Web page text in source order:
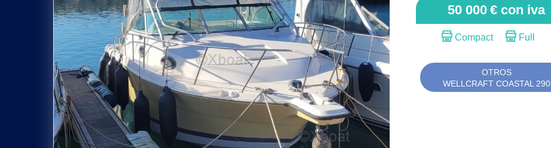
50 000 € con iva
Compact Full
OTROS
WELLCRAFT COASTAL 290